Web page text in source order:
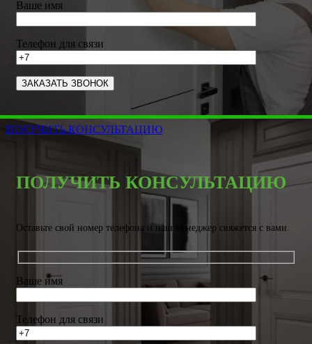
Ваше имя
Телефон для связи
ПОЛУЧИТЬ КОНСУЛЬТАЦИЮ
ПОЛУЧИТЬ КОНСУЛЬТАЦИЮ
Оставьте свой номер телефона и наш менеджер свяжется с вами.
Ваше имя
Телефон для связи